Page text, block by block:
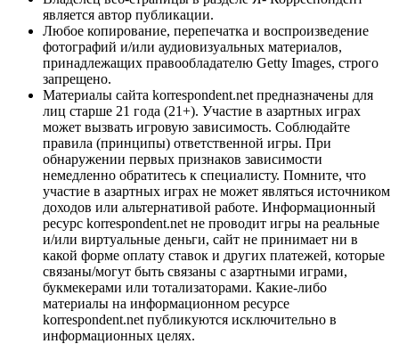
является автор публикации.
Любое копирование, перепечатка и воспроизведение
фотографий и/или аудиовизуальных материалов,
принадлежащих правообладателю Getty Images, строго
запрещено.
Материалы сайта korrespondent.net предназначены для
лиц старше 21 года (21+). Участие в азартных играх
может вызвать игровую зависимость. Соблюдайте
правила (принципы) ответственной игры. При
обнаружении первых признаков зависимости
немедленно обратитесь к специалисту. Помните, что
участие в азартных играх не может являться источником
доходов или альтернативой работе. Информационный
ресурс korrespondent.net не проводит игры на реальные
и/или виртуальные деньги, сайт не принимает ни в
какой форме оплату ставок и других платежей, которые
связаны/могут быть связаны с азартными играми,
букмекерами или тотализаторами. Какие-либо
материалы на информационном ресурсе
korrespondent.net публикуются исключительно в
информационных целях.